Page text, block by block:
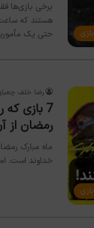
برخی بازی‌ها
هستند که
حتی یک
رضا خلف
7 بازی
رمضان از
ماه مبارک
خداوند است.